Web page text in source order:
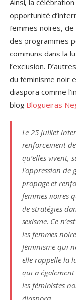
Ainsi, la
opportunité
femmes noires, de
des programmes
communs dans la
l’exclusion.
du féminisme noir
diaspora comme
blog Blogueiras
Le 25 juillet
renforcement
qu’elles vivent,
l’oppression de
propage et
femmes noires
de stratégies
sexisme. Ce
les femmes
féminisme qui
elle rappelle la
qui a également
les féministes
diaspora.